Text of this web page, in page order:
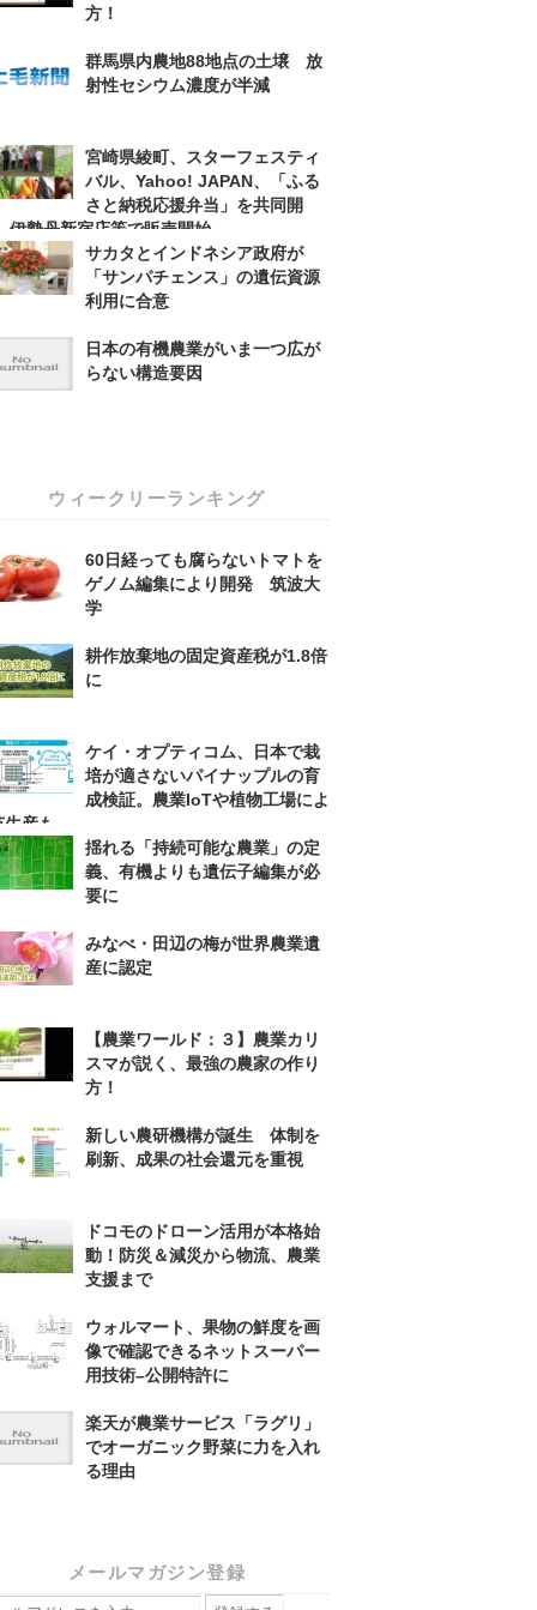
方！
群馬県内農地88地点の土壌 放
射性セシウム濃度が半減
宮崎県綾町、スターフェスティ
バル、Yahoo! JAPAN、「ふる
さと納税応援弁当」を共同開
伊勢丹新宿店等で販売開始
サカタとインドネシア政府が
「サンパチェンス」の遺伝資源
利用に合意
日本の有機農業がいま一つ広が
らない構造要因
ウィークリーランキング
60日経っても腐らないトマトを
ゲノム編集により開発 筑波大
学
耕作放棄地の固定資産税が1.8倍
に
ケイ・オプティコム、日本で栽
培が適さないパイナップルの育
成検証。農業IoTや植物工場によ
産も
揺れる「持続可能な農業」の定
義、有機よりも遺伝子編集が必
要に
みなべ・田辺の梅が世界農業遺
産に認定
【農業ワールド：３】農業カリ
スマが説く、最強の農家の作り
方！
新しい農研機構が誕生 体制を
刷新、成果の社会還元を重視
ドコモのドローン活用が本格始
動！防災＆減災から物流、農業
支援まで
ウォルマート、果物の鮮度を画
像で確認できるネットスーパー
用技術–公開特許に
楽天が農業サービス「ラグリ」
でオーガニック野菜に力を入れ
る理由
メールマガジン登録